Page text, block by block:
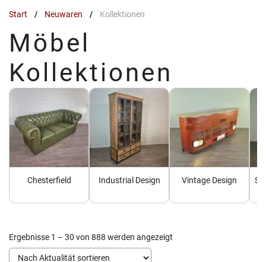
Start / Neuwaren / Kollektionen
Möbel
Kollektionen
Chesterfield Industrial Design Vintage Design
Ergebnisse 1 – 30 von 888 werden angezeigt